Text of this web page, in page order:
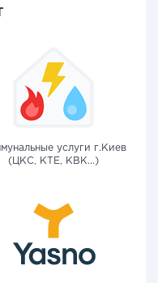
услуги г.Киев
(ЦКС, КТЕ, КВК...)